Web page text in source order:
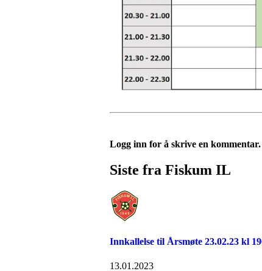
Logg inn for å skrive en kommentar.
Siste fra Fiskum IL
Innkallelse til Årsmøte 23.02.23 kl
13.01.2023